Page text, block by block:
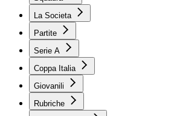
La Societa
Partite
Serie A
Coppa Italia
Giovanili
Rubriche